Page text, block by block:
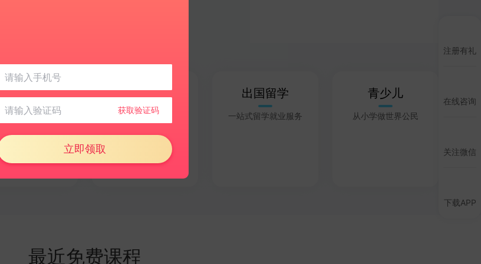
日语
文化相近好上手
更多语言
探索小众新世界
出国留学
一站式留学就业服务
青少儿
从小学做世界公民
最近免费课程
注册有礼
在线咨询
关注微信
下载APP
获取验证码
立即领取